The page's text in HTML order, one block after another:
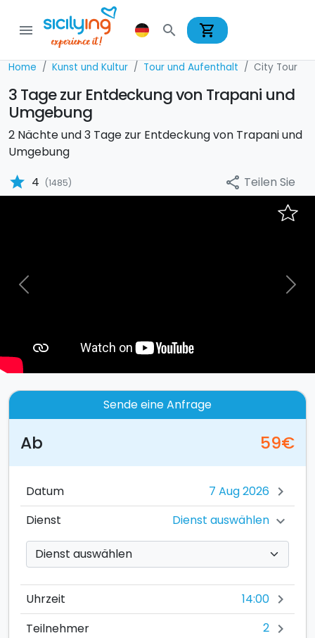
menu search shopping_cart
Home Kunst und Kultur Tour und Aufenthalt City Tour
3 Tage zur Entdeckung von Trapani und
Umgebung
2 Nächte und 3 Tage zur Entdeckung von Trapani und
Umgebung
star 4 (1485) share Teilen Sie
Previous Next
Sende eine Anfrage
Ab 59€
Datum chevron_right
Dienst Dienst auswählen chevron_right
Uhrzeit 14:00 chevron_right
Teilnehmer 2 chevron_right